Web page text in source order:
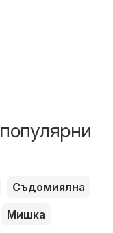
Съдомиялна
Мишка